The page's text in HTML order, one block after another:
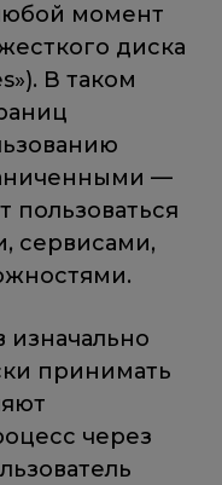
момент
диска
В таком
—
пользоваться
сервисами,
изначально
принимать
через